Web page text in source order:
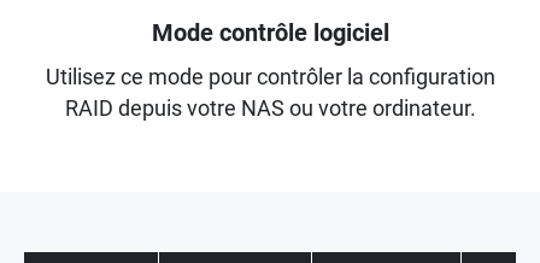
Mode contrôle logiciel
Utilisez ce mode pour contrôler la configuration
RAID depuis votre NAS ou votre ordinateur.